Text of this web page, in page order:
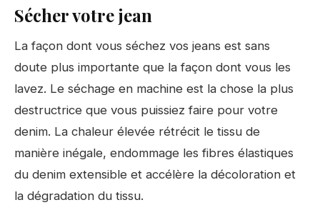
Sécher votre jean
La façon dont vous séchez vos jeans est sans
doute plus importante que la façon dont vous les
lavez. Le séchage en machine est la chose la plus
destructrice que vous puissiez faire pour votre
denim. La chaleur élevée rétrécit le tissu de
manière inégale, endommage les fibres élastiques
du denim extensible et accélère la décoloration et
la dégradation du tissu.